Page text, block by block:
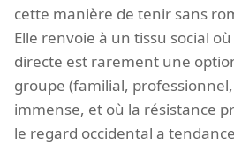
cette manière de tenir sans
Elle renvoie à un tissu social
directe est rarement une
groupe (familial,
immense, et où la résistance
le regard occidental a